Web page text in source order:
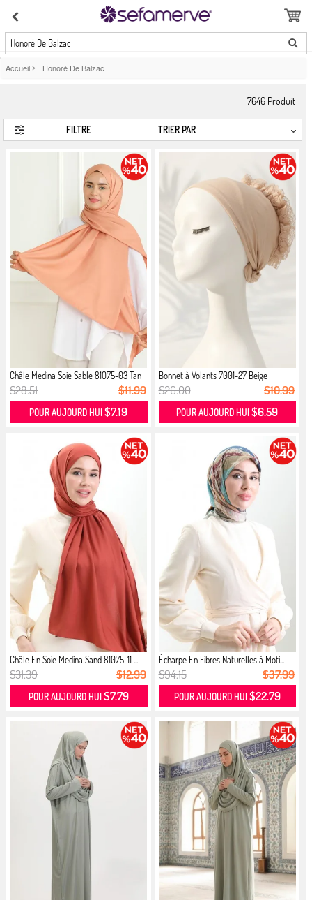
Honoré De Balzac
Accueil > Honoré De Balzac
7646 Produit
FILTRE
Châle Medina Soie Sable 81075-03 Tan
$28.51 $11.99
POUR AUJOURD HUI$7.19
Bonnet à Volants 7001-27 Beige
$26.00 $10.99
POUR AUJOURD HUI$6.59
Châle En Soie Medina Sand 81075-11 ...
$31.39 $12.99
POUR AUJOURD HUI$7.79
Écharpe En Fibres Naturelles à Moti...
$94.15 $37.99
POUR AUJOURD HUI$22.79